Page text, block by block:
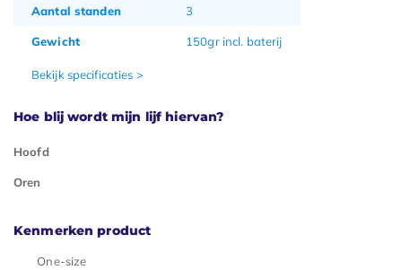
Aantal standen 3
Gewicht 150gr incl. baterij
Bekijk specificaties >
Hoe blij wordt mijn lijf hiervan?
Hoofd
Oren
Kenmerken product
One-size